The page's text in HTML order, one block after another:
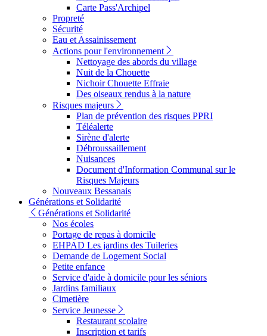
Carte Pass'Archipel
Propreté
Sécurité
Eau et Assainissement
Actions pour l'environnement
Nettoyage des abords du village
Nuit de la Chouette
Nichoir Chouette Effraie
Des oiseaux rendus à la nature
Risques majeurs
Plan de prévention des risques PPRI
Téléalerte
Sirène d'alerte
Débroussaillement
Nuisances
Document d'Information Communal sur le
Risques Majeurs
Nouveaux Bessanais
Générations et Solidarité
Générations et Solidarité
Nos écoles
Portage de repas à domicile
EHPAD Les jardins des Tuileries
Demande de Logement Social
Petite enfance
Service d'aide à domicile pour les séniors
Jardins familiaux
Cimetière
Service Jeunesse
Restaurant scolaire
Inscription et tarifs